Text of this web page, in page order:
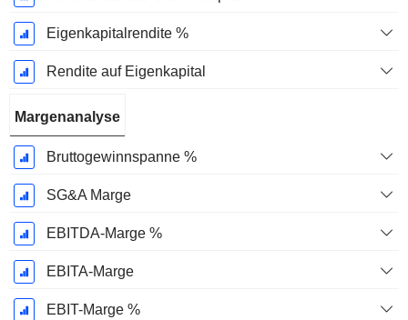
Eigenkapitalrendite %
Rendite auf Eigenkapital
Margenanalyse
Bruttogewinnspanne %
SG&A Marge
EBITDA-Marge %
EBITA-Marge
EBIT-Marge %